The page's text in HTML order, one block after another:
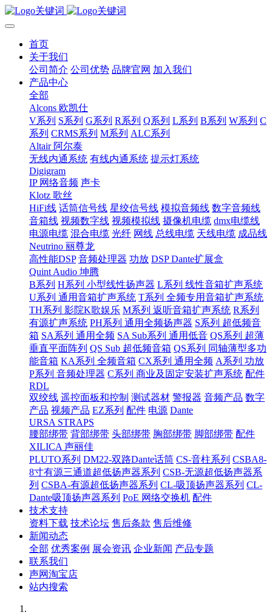
首页
关于我们
公司简介 公司优势 品牌官网 加入我们
产品中心
全部
Alcons 欧凯仕
V系列 S系列 G系列 R系列 Q系列 L系列 B系列 W系列 C
系列 CRMS系列 M系列 ALC系列
Altair 阿尔泰
无线内通系统 有线内通系统 提示灯系统
Digigram
IP 网络音频 声卡
Klotz 歌丝
HiFi线 话筒信号线 星绞信号线 模拟音频线 数字音频线
音箱线 视频数字线 视频模拟线 摄像机电缆 dmx电缆线
电源电缆 混合电缆 光纤 网线 总线电缆 天线电缆 成品线
Neutrino 丽尊龙
高性能DSP 音频处理器 功放 DSP Dante扩展盒
Quint Audio 坤腾
B系列 H系列 小型线性扬声器 L系列 线性音箱扩声系统
U系列 通用音箱扩声系统 T系列 全频专用音箱扩声系统
TH系列 影院K歌娱乐 M系列 返听音箱扩声系统 R系列
有源扩声系统 PH系列 通用全频扬声器 S系列 超低频音
箱 SA系列 通用全频 SA Sub系列 通用低音 QS系列 超薄
垂直平面阵列 QS Sub 超低频音箱 QS系列 同轴薄型多功
能音箱 KA系列 全频音箱 CX系列 通用全频 A系列 功放
P系列 音频处理器 C系列 商业及固定安装扩声系统 配件
RDL
双绞线 遥控面板和控制 测试器材 警报器 音频产品 数字
产品 视频产品 EZ系列 配件 电源 Dante
URSA STRAPS
腰部绑带 背部绑带 头部绑带 胸部绑带 脚部绑带 配件
XILICA 声丽佳
PLUTO系列 DM22-双路Dante话筒 CS-音柱系列 CSBA8-
8寸有源三通道超低扬声器系列 CSB-无源超低扬声器系
列 CSBA-有源超低扬声器系列 CL-吸顶扬声器系列 CL-
Dante吸顶扬声器系列 PoE 网络交换机 配件
技术支持
资料下载 技术论坛 售后条款 售后维修
新闻动态
全部 优秀案例 展会资讯 企业新闻 产品专题
联系我们
声网淘宝店
站内搜索